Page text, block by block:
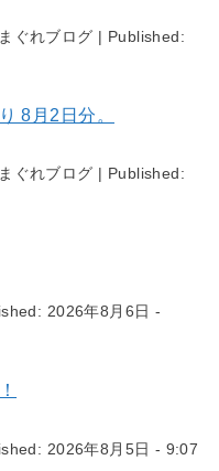
ぐれブログ | Published:
8月2日分。
ぐれブログ | Published:
2026年8月6日 -
2026年8月5日 - 9:07